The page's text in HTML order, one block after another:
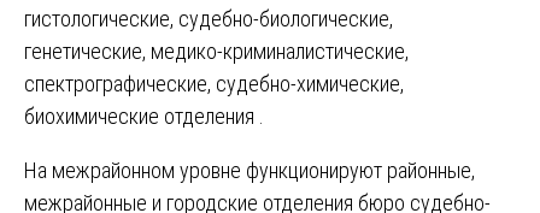
гистологические, судебно-биологические,
генетические, медико-криминалистические,
спектрографические, судебно-химические,
биохимические отделения .
На межрайонном уровне функционируют районные,
межрайонные и городские отделения бюро судебно-